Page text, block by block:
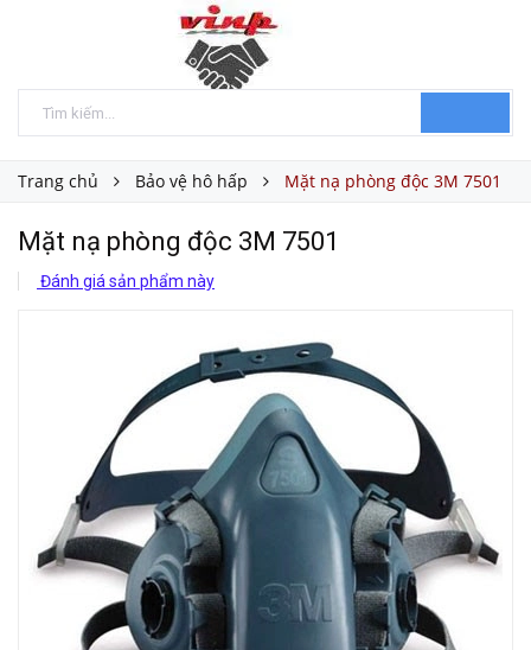
Trang chủ Bảo vệ hô hấp Mặt nạ phòng độc 3M 7501
Mặt nạ phòng độc 3M 7501
Đánh giá sản phẩm này